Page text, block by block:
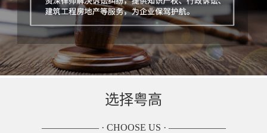
选择粤高
—————— · CHOOSE US · ——————